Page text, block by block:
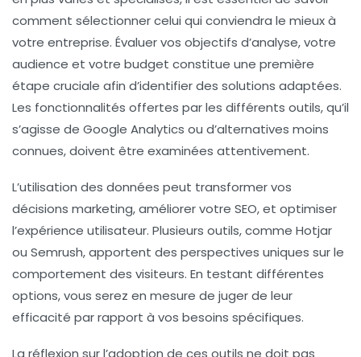
comment sélectionner celui qui conviendra le mieux à
votre entreprise. Évaluer vos objectifs d’analyse, votre
audience et votre budget constitue une première
étape cruciale afin d’identifier des solutions adaptées.
Les fonctionnalités offertes par les différents outils, qu’il
s’agisse de Google Analytics ou d’alternatives moins
connues, doivent être examinées attentivement.
L’utilisation des données peut transformer vos
décisions marketing, améliorer votre SEO, et optimiser
l’expérience utilisateur. Plusieurs outils, comme Hotjar
ou Semrush, apportent des perspectives uniques sur le
comportement des visiteurs. En testant différentes
options, vous serez en mesure de juger de leur
efficacité par rapport à vos besoins spécifiques.
La réflexion sur l’adoption de ces outils ne doit pas